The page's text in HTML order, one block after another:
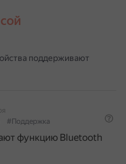
поддерживают
#Поддержка
функцию Bluetooth